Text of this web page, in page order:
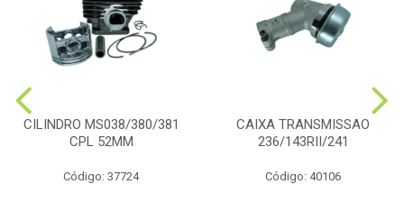
CILINDRO MS038/380/381
CPL 52MM
Código: 37724
CAIXA TRANSMISSAO
236/143RII/241
Código: 40106